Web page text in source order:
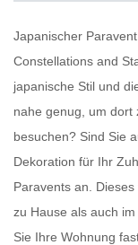
Japanischer
Constellations and
japanische Stil und
nahe genug, um dort
besuchen? Sind Sie
Dekoration für Ihr
Paravents an.
zu Hause als auch
Sie Ihre Wohnung